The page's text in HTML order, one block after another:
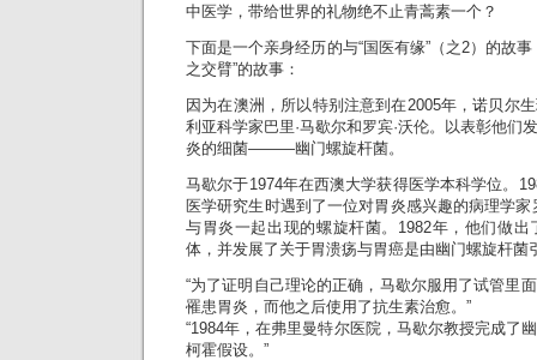
中医学，带给世界的礼物绝不止青蒿素一个？
下面是一个亲身经历的与“国医有缘”（之2）的故
之交臂”的故事：
因为在澳洲，所以特别注意到在2005年，诺贝尔
利亚科学家巴里·马歇尔和罗宾·沃伦。以表彰他们
炎的细菌———幽门螺旋杆菌。
马歇尔于1974年在西澳大学获得医学本科学位。
医学研究生时遇到了一位对胃炎感兴趣的病理学家
与胃炎一起出现的螺旋杆菌。1982年，他们做
体，并发展了关于胃溃疡与胃癌是由幽门螺旋杆菌
“为了证明自己理论的正确，马歇尔服用了试管里
罹患胃炎，而他之后使用了抗生素治愈。”
“1984年，在弗里曼特尔医院，马歇尔教授完成了
柯霍假设。”